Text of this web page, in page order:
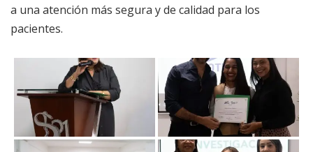
a una atención más segura y de calidad para los
pacientes.